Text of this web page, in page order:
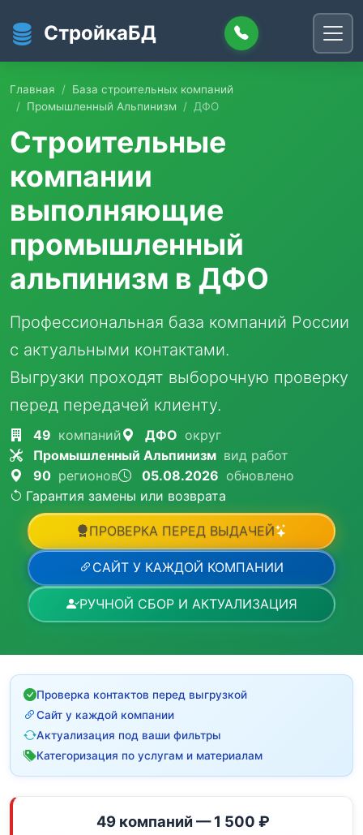
СтройкаБД
Главная
База строительных компаний
Промышленный Альпинизм
ДФО
Строительные
компании
выполняющие
промышленный
альпинизм в ДФО
Профессиональная база компаний России
с актуальными контактами.
Выгрузки проходят выборочную проверку
перед передачей клиенту.
49 компаний ДФО округ
Промышленный Альпинизм вид работ
90 регионов 05.08.2026 обновлено
Гарантия замены или возврата
ПРОВЕРКА ПЕРЕД ВЫДАЧЕЙ
САЙТ У КАЖДОЙ КОМПАНИИ
РУЧНОЙ СБОР И АКТУАЛИЗАЦИЯ
Проверка контактов перед выгрузкой
Сайт у каждой компании
Актуализация под ваши фильтры
Категоризация по услугам и материалам
49 компаний — 1 500 ₽